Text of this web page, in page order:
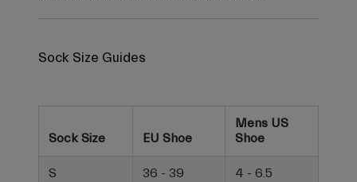
Sock Size Guides
Sock Size EU Shoe
Mens US
Shoe
S 36 - 39 4 - 6.5